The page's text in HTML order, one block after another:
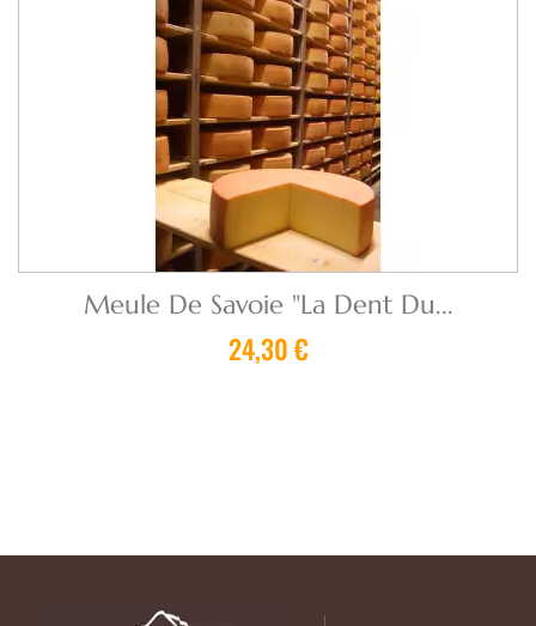
Meule De Savoie "La Dent Du...
24,30 €